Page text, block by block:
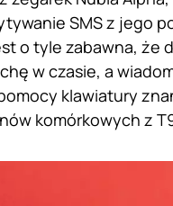
SMS z jego
o tyle zabawna, że
w czasie, a
klawiatury
komórkowych z